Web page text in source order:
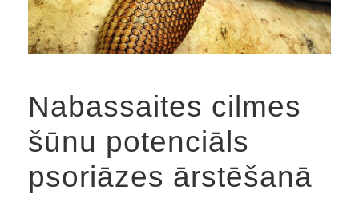
Nabassaites cilmes
šūnu potenciāls
psoriāzes ārstēšanā